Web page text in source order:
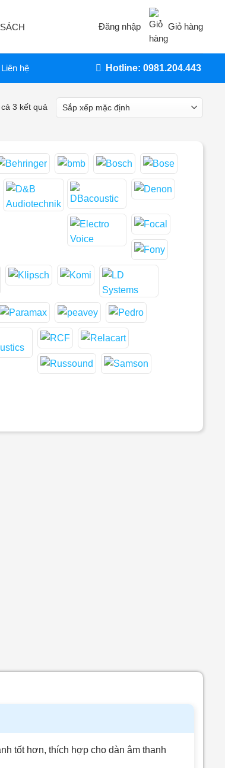
Đăng nhập Giỏ hàng
Liên hệ Hotline: 0981.204.443
3 kết quả
tốt hơn, thích hợp cho dàn âm thanh